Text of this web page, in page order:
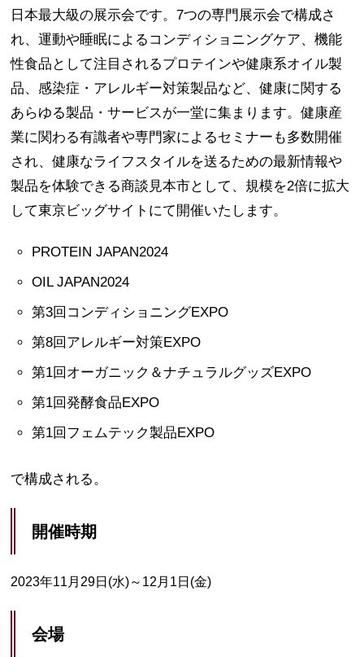
日本最大級の展示会です。7つの専門展示会で構成さ
れ、運動や睡眠によるコンディショニングケア、機能
性食品として注目されるプロテインや健康系オイル製
品、感染症・アレルギー対策製品など、健康に関する
あらゆる製品・サービスが一堂に集まります。健康産
業に関わる有識者や専門家によるセミナーも多数開催
され、健康なライフスタイルを送るための最新情報や
製品を体験できる商談見本市として、規模を2倍に拡大
して東京ビッグサイトにて開催いたします。
PROTEIN JAPAN2024
OIL JAPAN2024
第3回コンディショニングEXPO
第8回アレルギー対策EXPO
第1回オーガニック＆ナチュラルグッズEXPO
第1回発酵食品EXPO
第1回フェムテック製品EXPO
で構成される。
開催時期
2023年11月29日(水)～12月1日(金)
会場